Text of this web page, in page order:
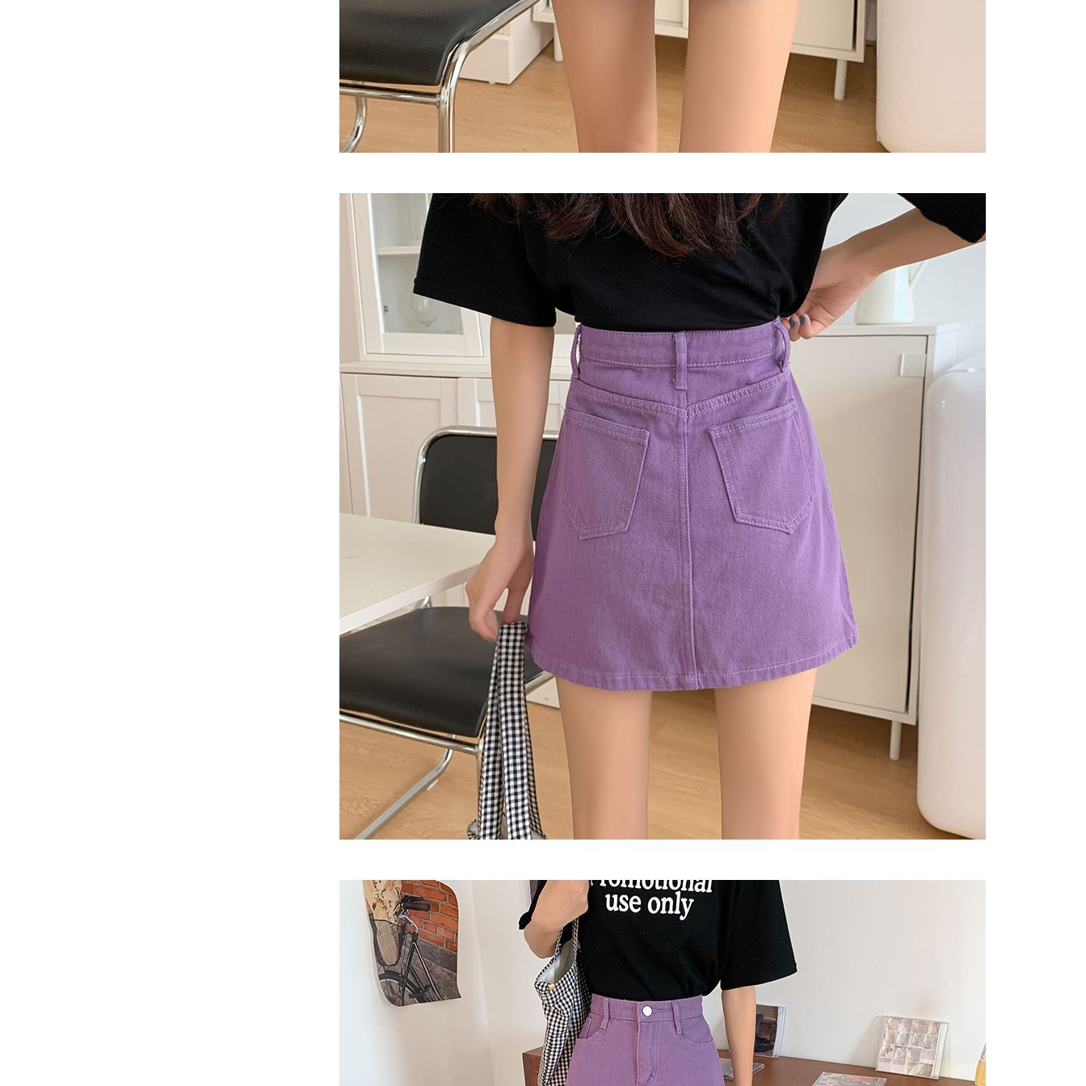
ansuran yang diingini, tarikh akhir pembayaran, dan setelah
mengesahkan pembayaran, transaksi akan selesai.
3. Jumlah kelulusan sebenar, bilangan ansuran dan jumlah bayaran
adalah berdasarkan halaman pengesahan transaksi seterusnya.
4. Dalam masa 30 minit selepas pesanan ditubuhkan, jika tidak pergi
untuk mengesahkan transaksi atau jika tidak lulus semakan, pesanan
akan dibatalkan secara automatik. Jika terdapat situasi "pindah untuk
semakan khusus" yang tidak lulus, ini menunjukkan bahawa sistem
penilaian tidak mencukupi, tiada penjelasan mengenai kandungan
penilaian boleh diberikan.
"Pembayaran Ansuran Gogo" akan menghantar SMS peringatan
pembayaran selepas tarikh penyelesaian bulanan.
2. Melalui pautan SMS untuk membuka bil, anda boleh memilih untuk
membayar melalui "Kod bar kedai serbaneka / Kedai rasmi Taiwan
Mobile / Pemindahan bank / Pembayaran J街口 / iPASS MONEY" dan
saluran lain.
1. Perkhidmatan ini disediakan oleh "Taiwan Mobile Co., Ltd." untuk
membolehkan pengguna membeli produk atau perkhidmatan melalui
perkhidmatan ini semasa transaksi, dan kedai akan menyerahkan hak
tuntutan harga jual/beli ansuran kepada syarikat ini untuk membayar bil
menggunakan bil syarikat ini.
2. Berdasarkan tujuan kontrak persetujuan pembayaran menggunakan
"Pembayaran Ansuran Gogo", kedai akan memberikan maklumat
peribadi anda (termasuk nama, telefon atau alamat) kepada Taiwan
Mobile untuk pengumpulan, pemprosesan dan penggunaan, untuk
pengesahan, semakan dan pembetulan data yang diperlukan untuk bil
ansuran oleh Taiwan Mobile.
3. Sila baca syarat perkhidmatan pengguna secara lengkap melalui
pautan berikut: https://oppay.tw/userRule